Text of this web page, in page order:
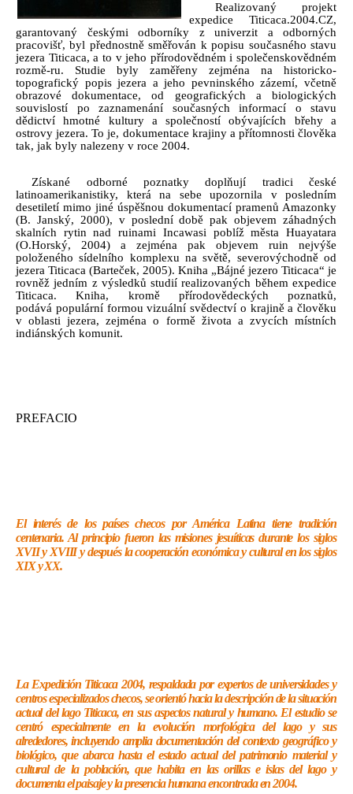
Realizovaný projekt
expedice Titicaca.2004.CZ,
garantovaný českými odborníky z univerzit a odborných
pracovišť, byl přednostně směřován k popisu současného stavu
jezera Titicaca, a to v jeho přírodovědném i společenskovědném
rozmě-ru. Studie byly zaměřeny zejména na historicko-
topografický popis jezera a jeho pevninského zázemí, včetně
obrazové dokumentace, od geografických a biologických
souvislostí po zaznamenání současných informací o stavu
dědictví hmotné kultury a společností obývajících břehy a
ostrovy jezera. To je, dokumentace krajiny a přítomnosti člověka
tak, jak byly nalezeny v roce 2004.
Získané odborné poznatky doplňují tradici české
latinoamerikanistiky, která na sebe upozornila v posledním
desetiletí mimo jiné úspěšnou dokumentací pramenů Amazonky
(B. Janský, 2000), v poslední době pak objevem záhadných
skalních rytin nad ruinami Incawasi poblíž města Huayatara
(O.Horský, 2004) a zejména pak objevem ruin nejvýše
položeného sídelního komplexu na světě, severovýchodně od
jezera Titicaca (Barteček, 2005). Kniha „Bájné jezero Titicaca“ je
rovněž jedním z výsledků studií realizovaných během expedice
Titicaca. Kniha, kromě přírodovědeckých poznatků,
podává populární formou vizuální svědectví o krajině a člověku
v oblasti jezera, zejména o formě života a zvycích místních
indiánských komunit.
PREFACIO
El interés de los países checos por América Latina tiene tradición
centenaria. Al principio fueron las misiones jesuíticas durante los siglos
XVII y XVIII y después la cooperación económica y cultural en los siglos
XIX y XX.
La Expedición Titicaca 2004, respaldada por expertos de universidades y
centros especializados checos, se orientó hacia la descripción de la situación
actual del lago Titicaca, en sus aspectos natural y humano. El estudio se
centró especialmente en la evolución morfológica del lago y sus
alrededores, incluyendo amplia documentación del contexto geográfico y
biológico, que abarca hasta el estado actual del patrimonio material y
cultural de la población, que habita en las orillas e islas del lago y
documenta el paisaje y la presencia humana encontrada en 2004.